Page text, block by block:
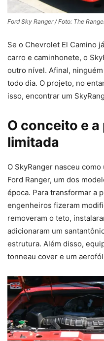
Ford Sky Ranger / Foto: The
Se o Chevrolet El Camino
carro e caminhonete, o
outro nível. Afinal,
todo dia. O projeto, no
isso, encontrar um
O conceito e
limitada
O SkyRanger nasceu
Ford Ranger, um dos
época. Para transformar a
engenheiros fizeram
removeram o teto,
adicionaram um
estrutura. Além disso,
tonneau cover e um